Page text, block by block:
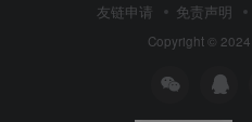
友链申请 免责声明
Copyright © 2024